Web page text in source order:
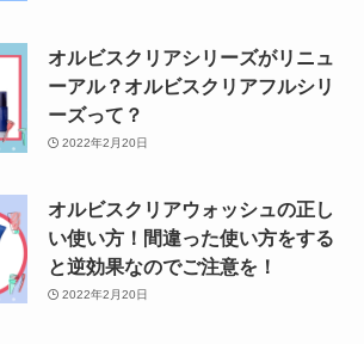
オルビスクリアシリーズがリニュ
ーアル？オルビスクリアフルシリ
ーズって？
2022年2月20日
オルビスクリアウォッシュの正し
い使い方！間違った使い方をする
と逆効果なのでご注意を！
2022年2月20日